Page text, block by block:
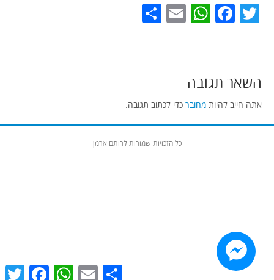
Twitter
Facebook
WhatsApp
Email
השאר תגובה
אתה חייב להיות מחובר כדי לכתוב תגובה.
כל הזכויות שמורות לרותם ארמן
FacebookWhatsApp Email Share